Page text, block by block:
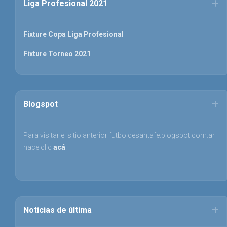
Liga Profesional 2021
Fixture Copa Liga Profesional
Fixture Torneo 2021
Blogspot
Para visitar el sitio anterior futboldesantafe.blogspot.com.ar
hace clic acá
Noticias de última